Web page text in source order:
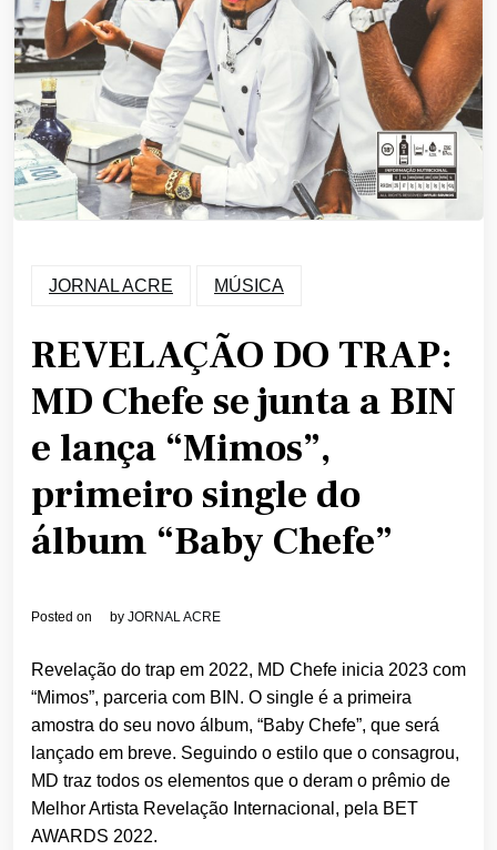
JORNAL ACRE MÚSICA
REVELAÇÃO DO TRAP:
MD Chefe se junta a BIN
e lança “Mimos”,
primeiro single do
álbum “Baby Chefe”
Posted on by JORNAL ACRE
Revelação do trap em 2022, MD Chefe inicia 2023 com
“Mimos”, parceria com BIN. O single é a primeira
amostra do seu novo álbum, “Baby Chefe”, que será
lançado em breve. Seguindo o estilo que o consagrou,
MD traz todos os elementos que o deram o prêmio de
Melhor Artista Revelação Internacional, pela BET
AWARDS 2022.